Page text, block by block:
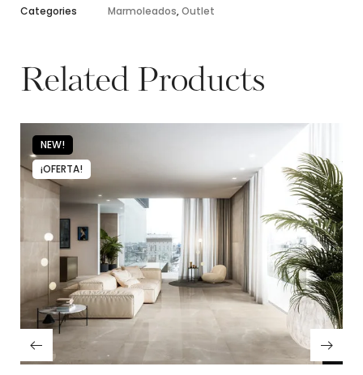
Categories Marmoleados,Outlet
Related Products
NEW!
¡OFERTA!